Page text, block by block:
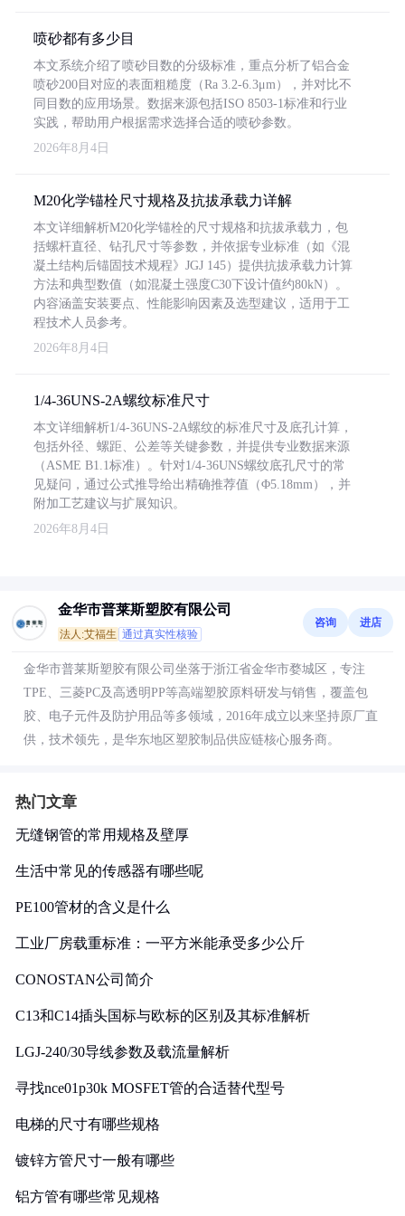
喷砂都有多少目
本文系统介绍了喷砂目数的分级标准，重点分析了铝合金
喷砂200目对应的表面粗糙度（Ra 3.2-6.3μm），并对比不
同目数的应用场景。数据来源包括ISO 8503-1标准和行业
实践，帮助用户根据需求选择合适的喷砂参数。
2026年8月4日
M20化学锚栓尺寸规格及抗拔承载力详解
本文详细解析M20化学锚栓的尺寸规格和抗拔承载力，包
括螺杆直径、钻孔尺寸等参数，并依据专业标准（如《混
凝土结构后锚固技术规程》JGJ 145）提供抗拔承载力计算
方法和典型数值（如混凝土强度C30下设计值约80kN）。
内容涵盖安装要点、性能影响因素及选型建议，适用于工
程技术人员参考。
2026年8月4日
1/4-36UNS-2A螺纹标准尺寸
本文详细解析1/4-36UNS-2A螺纹的标准尺寸及底孔计算，
包括外径、螺距、公差等关键参数，并提供专业数据来源
（ASME B1.1标准）。针对1/4-36UNS螺纹底孔尺寸的常
见疑问，通过公式推导给出精确推荐值（Φ5.18mm），并
附加工艺建议与扩展知识。
2026年8月4日
金华市普莱斯塑胶有限公司
法人:艾福生 通过真实性核验
咨询 进店
金华市普莱斯塑胶有限公司坐落于浙江省金华市婺城区，专注
TPE、三菱PC及高透明PP等高端塑胶原料研发与销售，覆盖包
胶、电子元件及防护用品等多领域，2016年成立以来坚持原厂直
供，技术领先，是华东地区塑胶制品供应链核心服务商。
热门文章
无缝钢管的常用规格及壁厚
生活中常见的传感器有哪些呢
PE100管材的含义是什么
工业厂房载重标准：一平方米能承受多少公斤
CONOSTAN公司简介
C13和C14插头国标与欧标的区别及其标准解析
LGJ-240/30导线参数及载流量解析
寻找nce01p30k MOSFET管的合适替代型号
电梯的尺寸有哪些规格
镀锌方管尺寸一般有哪些
铝方管有哪些常见规格